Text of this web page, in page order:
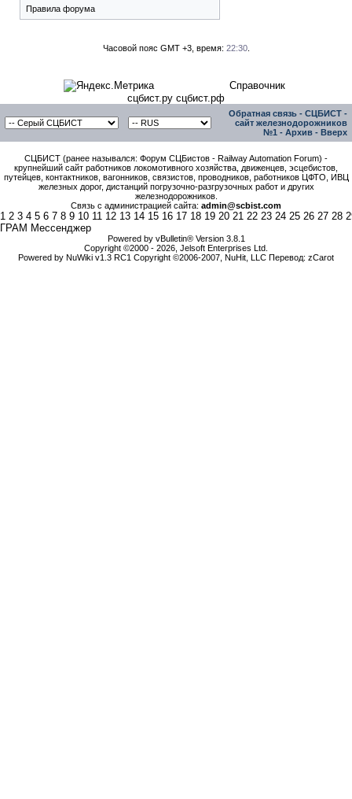
Правила форума
Часовой пояс GMT +3, время: 22:30.
Справочник
сцбист.ру сцбист.рф
Обратная связь - СЦБИСТ -
сайт железнодорожников
№1 - Архив - Вверх
СЦБИСТ (ранее назывался: Форум СЦБистов - Railway Automation Forum) -
крупнейший сайт работников локомотивного хозяйства, движенцев, эсцебистов,
путейцев, контактников, вагонников, связистов, проводников, работников ЦФТО, ИВЦ
железных дорог, дистанций погрузочно-разгрузочных работ и других
железнодорожников.
Связь с администрацией сайта: admin@scbist.com
1 2 3 4 5 6 7 8 9 10 11 12 13 14 15 16 17 18 19 20 21 22 23 24 25 26 27 28
ГРАМ Мессенджер
Powered by vBulletin® Version 3.8.1
Copyright ©2000 - 2026, Jelsoft Enterprises Ltd.
Powered by NuWiki v1.3 RC1 Copyright ©2006-2007, NuHit, LLC Перевод: zCarot